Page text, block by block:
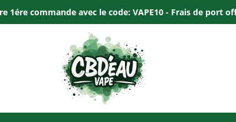
1ére commande avec le code: VAPE10 - Frais de port